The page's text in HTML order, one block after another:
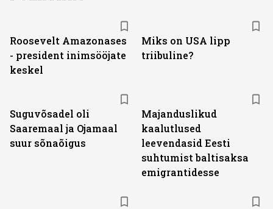
Roosevelt Amazonases
- president inimsööjate
keskel
Miks on USA lipp
triibuline?
Suguvõsadel oli
Saaremaal ja Ojamaal
suur sõnaõigus
Majanduslikud
kaalutlused
leevendasid Eesti
suhtumist baltisaksa
emigrantidesse